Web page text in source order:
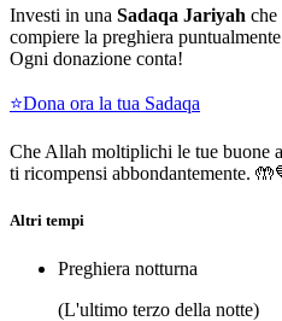
Investi in una Sadaqa Jariyah che
compiere la preghiera
Ogni donazione conta!
⭐Dona ora la tua Sadaqa
Che Allah moltiplichi le tue buone
ti ricompensi abbondantemente.
Altri tempi
Preghiera notturna
(L'ultimo terzo della notte)